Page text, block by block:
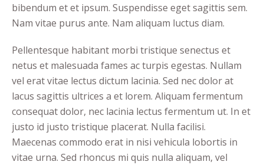
bibendum et et ipsum. Suspendisse eget sagittis sem.
Nam vitae purus ante. Nam aliquam luctus diam.
Pellentesque habitant morbi tristique senectus et
netus et malesuada fames ac turpis egestas. Nullam
vel erat vitae lectus dictum lacinia. Sed nec dolor at
lacus sagittis ultrices a et lorem. Aliquam fermentum
consequat dolor, nec lacinia lectus fermentum ut. In et
justo id justo tristique placerat. Nulla facilisi.
Maecenas commodo erat in nisi vehicula lobortis in
vitae urna. Sed rhoncus mi quis nulla aliquam, vel